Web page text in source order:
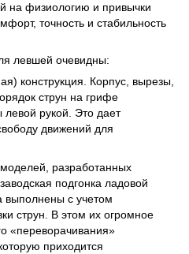
на физиологию и привычки
точность и стабильность
левшей очевидны:
конструкция. Корпус, вырезы,
струн на грифе
рукой. Это дает
движений для
разработанных
подгонка ладовой
выполнены с учетом
струн. В этом их огромное
«переворачивания»
приходится